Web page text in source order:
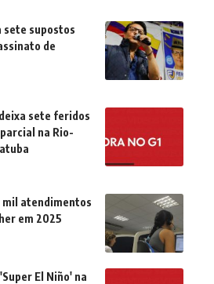
sete supostos
de
sete feridos
na Rio-
atendimentos
em 2025
El Niño' na